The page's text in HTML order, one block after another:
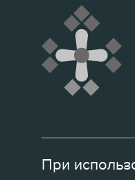
При